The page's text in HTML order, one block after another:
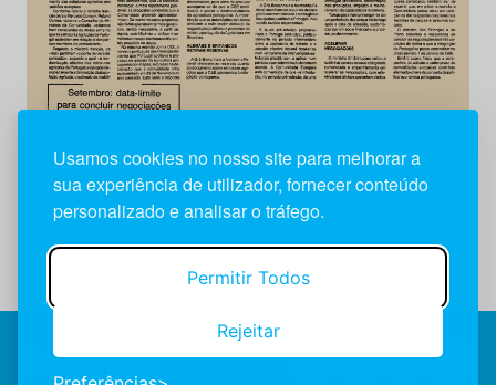
Usamos cookies no nosso site para melhorar a
sua experiência de utilizador, fornecer conteúdo
personalizado e analisar o tráfego.
Permitir Todos
Rejeitar